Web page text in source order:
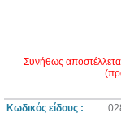
Συνήθως
Κωδικός είδους :